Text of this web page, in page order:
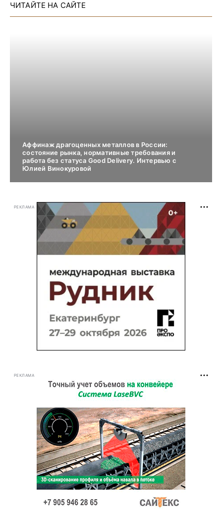
ЧИТАЙТЕ НА САЙТЕ
Аффинаж драгоценных металлов в России:
состояние рынка, нормативные требования и
работа без статуса Good Delivery. Интервью с
Юлией Винокуровой
РЕКЛАМА
РЕКЛАМА